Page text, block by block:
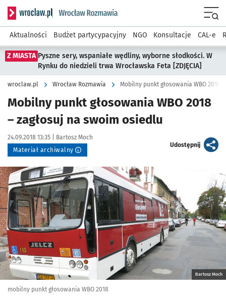
Serwis informacyjny wroclaw.pl podserwis: Rozmawia
Aktualności Budżet partycypacyjny NGO Konsultacje CAL-e
Z MIASTA Pyszne sery, wspaniałe wędliny, wyborne słodkości. W
Rynku do niedzieli trwa Wrocławska Feta [ZDJĘCIA]
wroclaw.pl Wrocław Rozmawia Mobilny punkt głosowania WBO 2018
Mobilny punkt głosowania WBO 2018
– zagłosuj na swoim osiedlu
Data publikacji:
24.09.2018 13:35 | Autor:
Bartosz Moch
Materiał archiwalny
Udostępnijartykuł
Kliknij, aby powiększyć
Bartosz Moch
mobilny punkt głosowania WBO 2018